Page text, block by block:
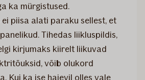
ka mürgistused.
piisa alati paraku sellest, et
Tihedas liikluspildis,
kirjumaks kiirelt liikuvad
võib olukord
Kui ka ise hajevil olles vale